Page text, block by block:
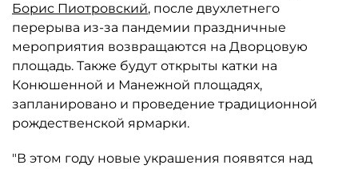
Борис Пиотровский, после двухлетнего
перерыва из-за пандемии праздничные
мероприятия возвращаются на Дворцовую
площадь. Также будут открыты катки на
Конюшенной и Манежной площадях,
запланировано и проведение традиционной
рождественской ярмарки.
"В этом году новые украшения появятся над